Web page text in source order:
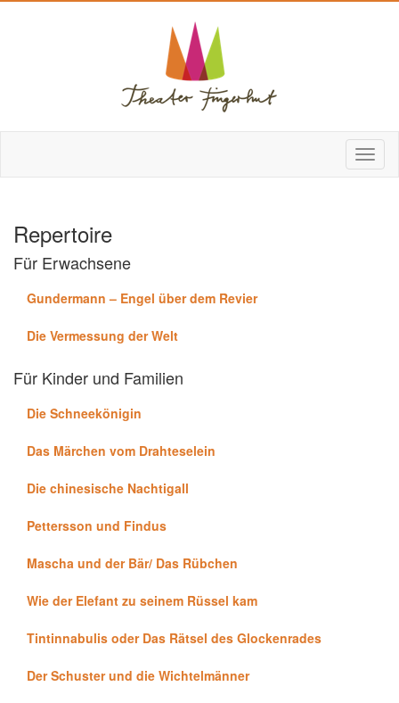
Repertoire
Für Erwachsene
Gundermann – Engel über dem Revier
Die Vermessung der Welt
Für Kinder und Familien
Die Schneekönigin
Das Märchen vom Drahteselein
Die chinesische Nachtigall
Pettersson und Findus
Mascha und der Bär/ Das Rübchen
Wie der Elefant zu seinem Rüssel kam
Tintinnabulis oder Das Rätsel des Glockenrades
Der Schuster und die Wichtelmänner